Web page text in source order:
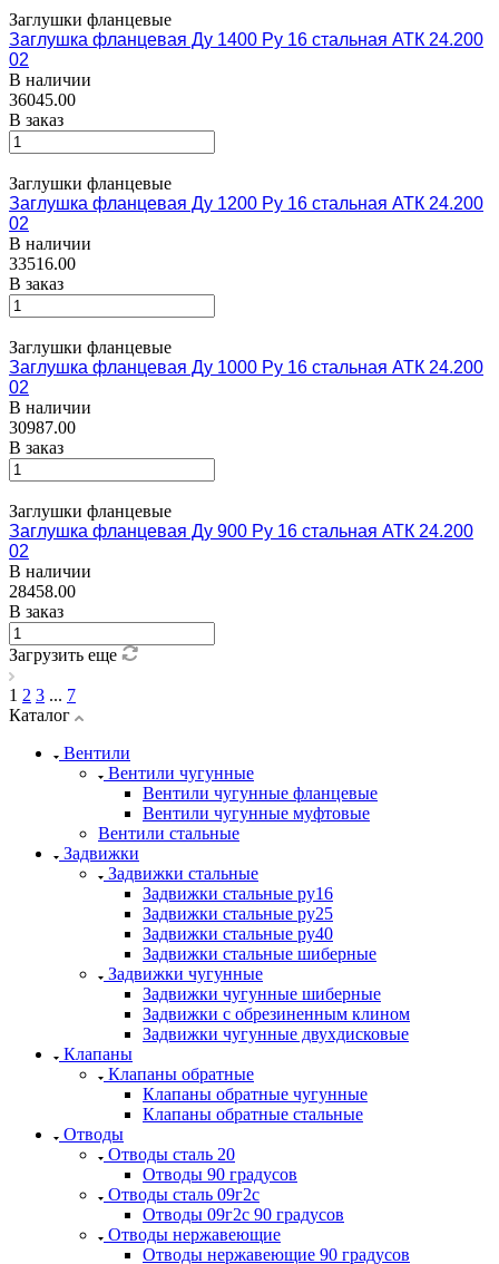
Заглушки фланцевые
Заглушка фланцевая Ду 1400 Ру 16 стальная АТК 24.200
02
В наличии
36045.00
В заказ
Заглушки фланцевые
Заглушка фланцевая Ду 1200 Ру 16 стальная АТК 24.200
02
В наличии
33516.00
В заказ
Заглушки фланцевые
Заглушка фланцевая Ду 1000 Ру 16 стальная АТК 24.200
02
В наличии
30987.00
В заказ
Заглушки фланцевые
Заглушка фланцевая Ду 900 Ру 16 стальная АТК 24.200
02
В наличии
28458.00
В заказ
Загрузить еще
1 2 3 ... 7
Каталог
Вентили
Вентили чугунные
Вентили чугунные фланцевые
Вентили чугунные муфтовые
Вентили стальные
Задвижки
Задвижки стальные
Задвижки стальные ру16
Задвижки стальные ру25
Задвижки стальные ру40
Задвижки стальные шиберные
Задвижки чугунные
Задвижки чугунные шиберные
Задвижки с обрезиненным клином
Задвижки чугунные двухдисковые
Клапаны
Клапаны обратные
Клапаны обратные чугунные
Клапаны обратные стальные
Отводы
Отводы сталь 20
Отводы 90 градусов
Отводы сталь 09г2с
Отводы 09г2с 90 градусов
Отводы нержавеющие
Отводы нержавеющие 90 градусов